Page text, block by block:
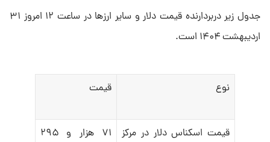
جدول زیر دربردارنده قیمت دلار و سایر ارزها در ساعت ۱۲ امروز ۳۱
اردیبهشت ۱۴۰۴ است.
نوع قیمت
قیمت اسکناس دلار در مرکز
۷۱ هزار و ۲۹۵